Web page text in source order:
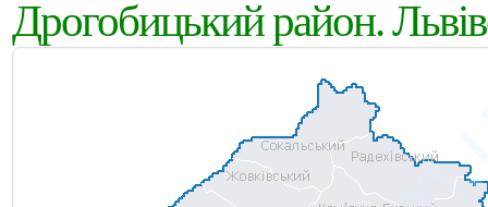
Дрогобицький район.